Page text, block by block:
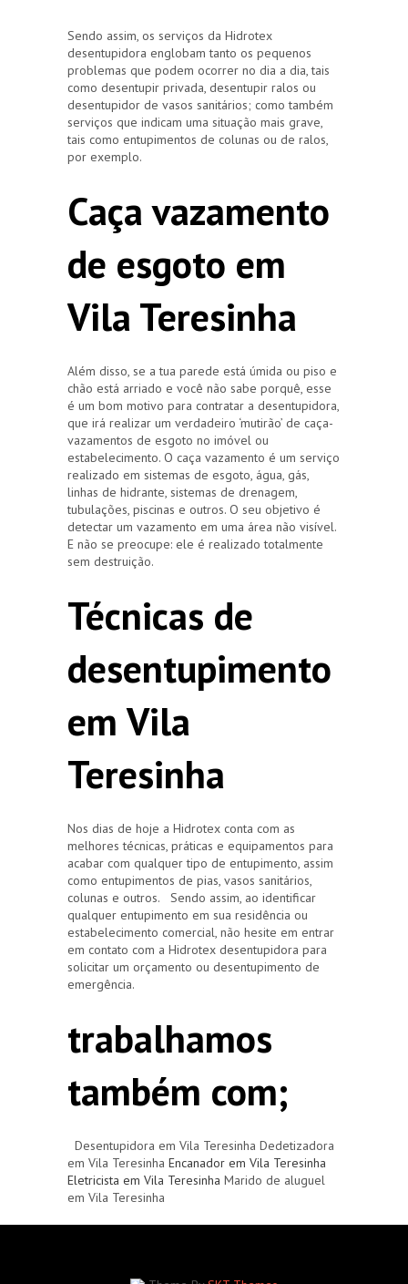
Sendo assim, os serviços da Hidrotex
desentupidora englobam tanto os pequenos
problemas que podem ocorrer no dia a dia, tais
como desentupir privada, desentupir ralos ou
desentupidor de vasos sanitários; como também
serviços que indicam uma situação mais grave,
tais como entupimentos de colunas ou de ralos,
por exemplo.
Caça vazamento
de esgoto em
Vila Teresinha
Além disso, se a tua parede está úmida ou piso e
chão está arriado e você não sabe porquê, esse
é um bom motivo para contratar a desentupidora,
que irá realizar um verdadeiro ‘mutirão’ de caça-
vazamentos de esgoto no imóvel ou
estabelecimento. O caça vazamento é um serviço
realizado em sistemas de esgoto, água, gás,
linhas de hidrante, sistemas de drenagem,
tubulações, piscinas e outros. O seu objetivo é
detectar um vazamento em uma área não visível.
E não se preocupe: ele é realizado totalmente
sem destruição.
Técnicas de
desentupimento
em Vila
Teresinha
Nos dias de hoje a Hidrotex conta com as
melhores técnicas, práticas e equipamentos para
acabar com qualquer tipo de entupimento, assim
como entupimentos de pias, vasos sanitários,
colunas e outros. Sendo assim, ao identificar
qualquer entupimento em sua residência ou
estabelecimento comercial, não hesite em entrar
em contato com a Hidrotex desentupidora para
solicitar um orçamento ou desentupimento de
emergência.
trabalhamos
também com;
Desentupidora em Vila Teresinha Dedetizadora
em Vila Teresinha Encanador em Vila Teresinha
Eletricista em Vila Teresinha Marido de aluguel
em Vila Teresinha